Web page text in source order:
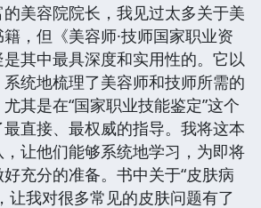
美容院院长，我见过太多关于美
，但《美容师·技师国家职业资
其中最具深度和实用性的。它以
统地梳理了美容师和技师所需的
其是在“国家职业技能鉴定”这个
直接、最权威的指导。我将这本
让他们能够系统地学习，为即将
充分的准备。书中关于“皮肤病
让我对很多常见的皮肤问题有了